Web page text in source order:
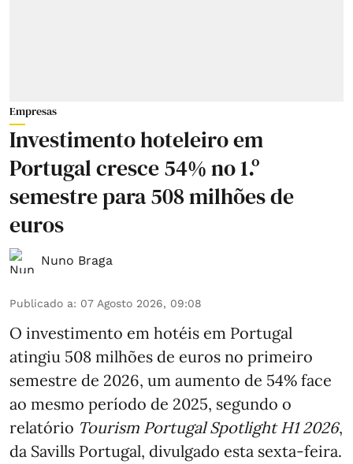
Empresas
Investimento hoteleiro em
Portugal cresce 54% no 1.º
semestre para 508 milhões de
euros
Nuno Braga
Publicado a: 07 Agosto 2026, 09:08
O investimento em hotéis em Portugal
atingiu 508 milhões de euros no primeiro
semestre de 2026, um aumento de 54% face
ao mesmo período de 2025, segundo o
relatório Tourism Portugal Spotlight H1 2026,
da Savills Portugal, divulgado esta sexta-feira.